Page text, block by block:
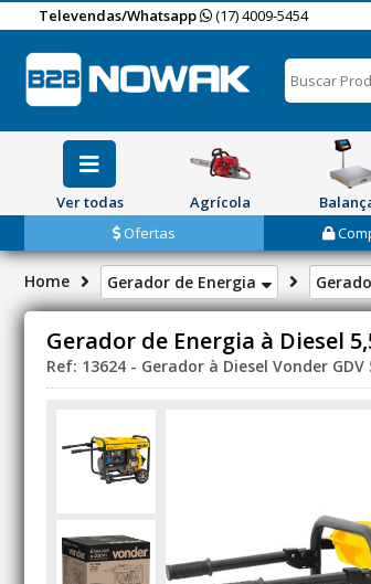
Televendas/Whatsapp (17) 4009-5454
Ver todas Agrícola
Ofertas
Home Gerador de Energia
Gerador de Energia à Diesel
Ref: 13624 - Gerador à Diesel Vonder GDV